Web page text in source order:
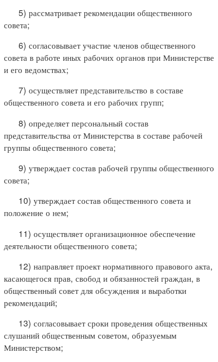
5) рассматривает рекомендации общественного
совета;
6) согласовывает участие членов общественного
совета в работе иных рабочих органов при Министерстве
и его ведомствах;
7) осуществляет представительство в составе
общественного совета и его рабочих групп;
8) определяет персональный состав
представительства от Министерства в составе рабочей
группы общественного совета;
9) утверждает состав рабочей группы общественного
совета;
10) утверждает состав общественного совета и
положение о нем;
11) осуществляет организационное обеспечение
деятельности общественного совета;
12) направляет проект нормативного правового акта,
касающегося прав, свобод и обязанностей граждан, в
общественный совет для обсуждения и выработки
рекомендаций;
13) согласовывает сроки проведения общественных
слушаний общественным советом, образуемым
Министерством;